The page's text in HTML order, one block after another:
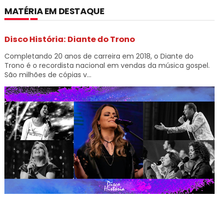
MATÉRIA EM DESTAQUE
Disco História: Diante do Trono
Completando 20 anos de carreira em 2018, o Diante do
Trono é o recordista nacional em vendas da música gospel.
São milhões de cópias v...